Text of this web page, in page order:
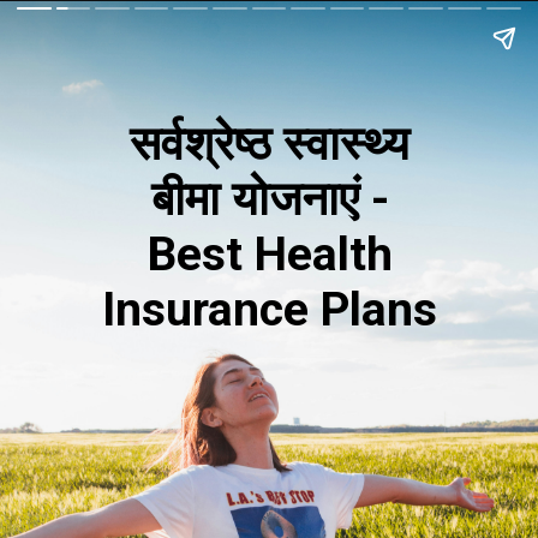
सर्वश्रेष्ठ स्वास्थ्य
बीमा योजनाएं -
Best Health
Insurance Plans